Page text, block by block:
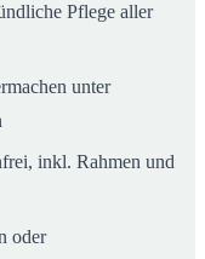
Pflege aller
unter
inkl. Rahmen und
oder